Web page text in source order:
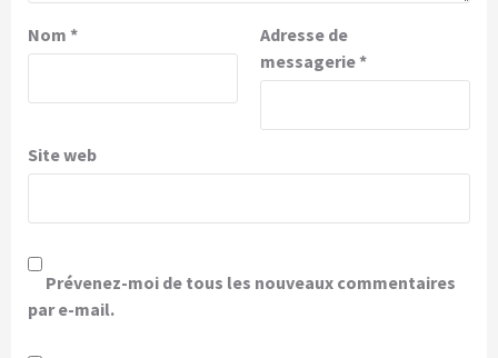
Nom *
Adresse de
messagerie*
Site web
Prévenez-moi de tous les nouveaux commentaires
par e-mail.